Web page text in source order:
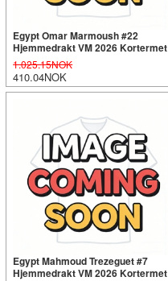
Egypt Omar Marmoush #22
Hjemmedrakt VM 2026 Kortermet
1.025.15NOK
410.04NOK
Egypt Mahmoud Trezeguet #7
Hjemmedrakt VM 2026 Kortermet